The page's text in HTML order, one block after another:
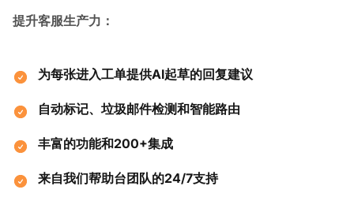
提升客服生产力：
为每张进入工单提供AI起草的回复建议
自动标记、垃圾邮件检测和智能路由
丰富的功能和200+集成
来自我们帮助台团队的24/7支持